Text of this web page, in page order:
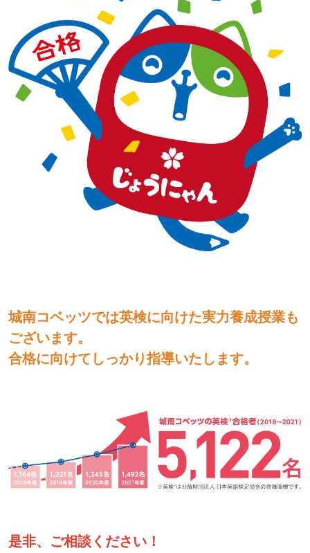
城南コベッツでは英検に向けた実力養成授業も
ございます。
合格に向けてしっかり指導いたします。
是非、ご相談ください！